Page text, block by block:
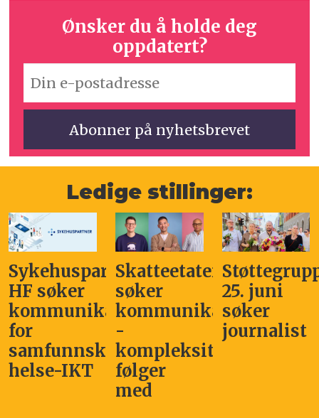
Ønsker du å holde deg
oppdatert?
Ledige stillinger:
Sykehuspartner
HF søker
kommunikasjonssjef
for
samfunnskritisk
helse-IKT
Skatteetaten
søker
kommunikasjonsleder
-
kompleksitet
følger
med
25. juni
søker
journalist